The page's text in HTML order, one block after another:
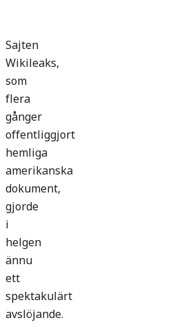
Sajten
Wikileaks,
som
flera
gånger
offentliggjort
hemliga
amerikanska
dokument,
gjorde
i
helgen
ännu
ett
spektakulärt
avslöjande.